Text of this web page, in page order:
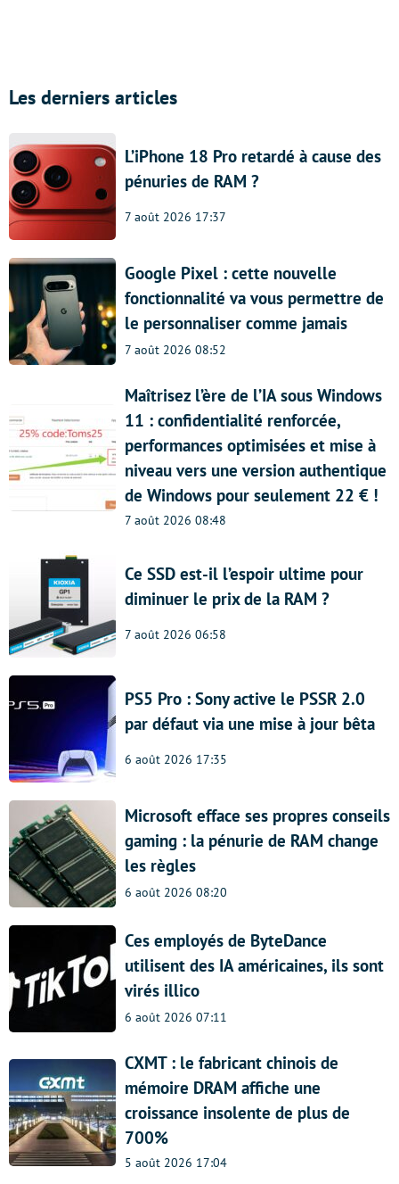
Les derniers articles
L’iPhone 18 Pro retardé à cause des
pénuries de RAM ?
7 août 2026 17:37
Google Pixel : cette nouvelle
fonctionnalité va vous permettre de
le personnaliser comme jamais
7 août 2026 08:52
Maîtrisez l’ère de l’IA sous Windows
11 : confidentialité renforcée,
performances optimisées et mise à
niveau vers une version authentique
de Windows pour seulement 22 € !
7 août 2026 08:48
Ce SSD est-il l’espoir ultime pour
diminuer le prix de la RAM ?
7 août 2026 06:58
PS5 Pro : Sony active le PSSR 2.0
par défaut via une mise à jour bêta
6 août 2026 17:35
Microsoft efface ses propres conseils
gaming : la pénurie de RAM change
les règles
6 août 2026 08:20
Ces employés de ByteDance
utilisent des IA américaines, ils sont
virés illico
6 août 2026 07:11
CXMT : le fabricant chinois de
mémoire DRAM affiche une
croissance insolente de plus de
700%
5 août 2026 17:04